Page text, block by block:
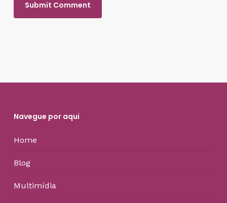
Navegue por aqui
Home
Blog
Multimídia